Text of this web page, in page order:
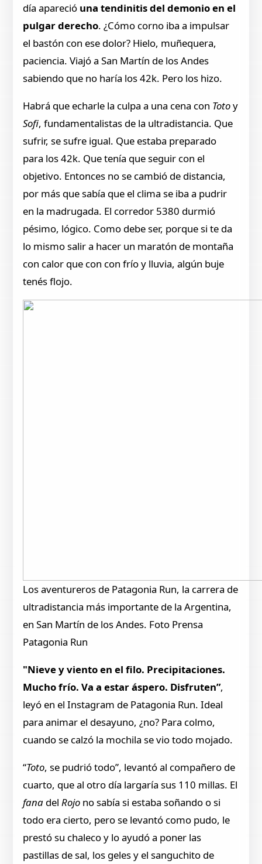
día apareció una tendinitis del demonio en el
pulgar derecho. ¿Cómo corno iba a impulsar
el bastón con ese dolor? Hielo, muñequera,
paciencia. Viajó a San Martín de los Andes
sabiendo que no haría los 42k. Pero los hizo.
Habrá que echarle la culpa a una cena con Totoy
Sofi, fundamentalistas de la ultradistancia. Que
sufrir, se sufre igual. Que estaba preparado
para los 42k. Que tenía que seguir con el
objetivo. Entonces no se cambió de distancia,
por más que sabía que el clima se iba a pudrir
en la madrugada. El corredor 5380 durmió
pésimo, lógico. Como debe ser, porque si te da
lo mismo salir a hacer un maratón de montaña
con calor que con con frío y lluvia, algún buje
tenés flojo.
Los aventureros de Patagonia Run, la carrera de
ultradistancia más importante de la Argentina,
en San Martín de los Andes. Foto Prensa
Patagonia Run
"Nieve y viento en el filo. Precipitaciones.
Mucho frío. Va a estar áspero. Disfruten”,
leyó en el Instagram de Patagonia Run. Ideal
para animar el desayuno, ¿no? Para colmo,
cuando se calzó la mochila se vio todo mojado.
“Toto, se pudrió todo”, levantó al compañero de
cuarto, que al otro día largaría sus 110 millas. El
fana delRojo no sabía si estaba soñando o si
todo era cierto, pero se levantó como pudo, le
prestó su chaleco y lo ayudó a poner las
pastillas de sal, los geles y el sanguchito de